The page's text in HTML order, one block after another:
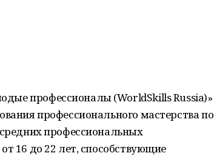
профессионалы (WorldSkills Russia)»
профессионального мастерства по
профессиональных
16 до 22 лет, способствующие